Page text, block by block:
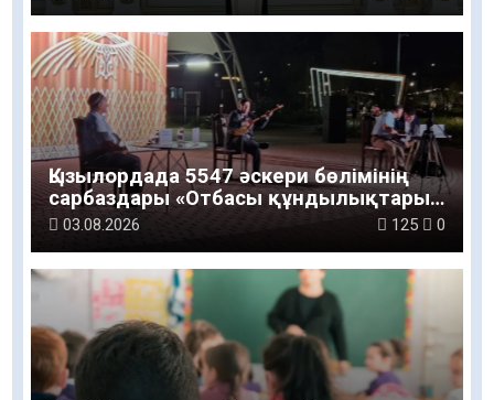
Қызылордада 5547 әскери бөлімінің
сарбаздары «Отбасы құндылықтары
– ұлт болашағы» атты рухани-мәдени
03.08.2026 125 0